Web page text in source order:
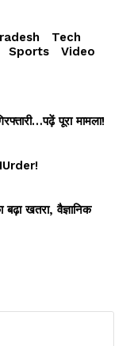
Tech
Sports Video
पूरा मामला!
खतरा, वैज्ञानिक